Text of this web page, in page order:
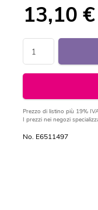
13,10 €
Prezzo di listino più 19%
I prezzi nei negozi
No. E6511497